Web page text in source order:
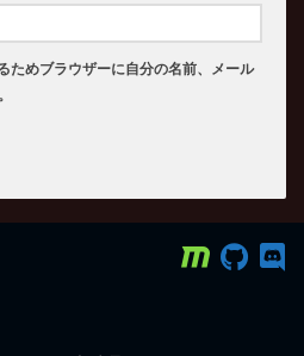
ためブラウザーに自分の名前、メール